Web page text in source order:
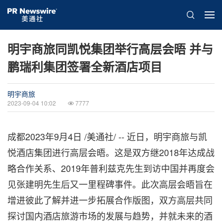
明宇商旅同凯悦集团举行高层会晤 并与
鹏瑞利集团签署全新酒店项目
明宇商旅
2023-09-04 10:02 7777
成都2023年9月4日 /美通社/ -- 近日，明宇商旅与凯
悦酒店集团进行高层会晤。这是双方继2018年达成战
略合作关系、2019年普利兹克先生到访中国并再度会
见张建明先生后又一里程碑事件。此次高层会晤旨在
增进彼此了解并进一步拓展合作版图，双方高层共同
探讨国内酒店旅游市场的发展与趋势，并就未来的酒